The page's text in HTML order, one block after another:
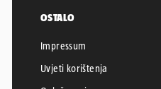
OSTALO
Impressum
Uvjeti korištenja